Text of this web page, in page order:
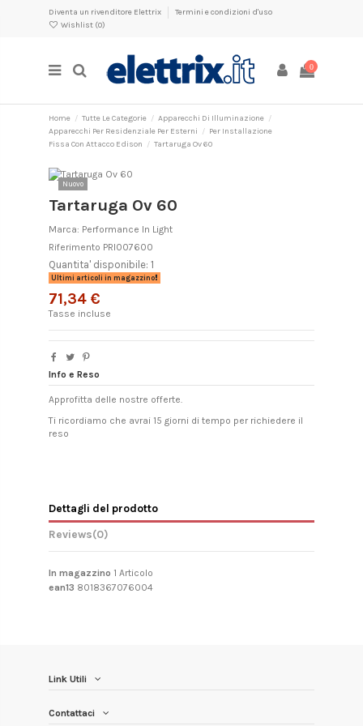
Diventa un rivenditore Elettrix
Termini e condizioni d'uso
Wishlist (0)
0
Home Tutte Le Categorie
Apparecchi Di Illuminazione
Apparecchi Per Residenziale Per Esterni
Per Installazione
Fissa Con Attacco Edison
Tartaruga Ov 60
Nuovo
Tartaruga Ov 60
Marca: Performance In Light
Riferimento PRI007600
Quantita' disponibile: 1
Ultimi articoli in magazzino
71,34 €
Tasse incluse
Info e Reso
Approfitta delle nostre offerte.
Ti ricordiamo che avrai 15 giorni di tempo per richiedere il
reso
Dettagli del prodotto
Reviews(0)
In magazzino 1 Articolo
ean13 8018367076004
Link Utili
Contattaci